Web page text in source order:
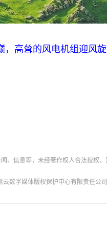
耸的风电机组迎风旋
、信息等，未经著作权人合法授权
数字媒体版权保护中心有限责任